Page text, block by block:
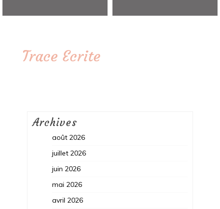
Trace Ecrite
Archives
août 2026
juillet 2026
juin 2026
mai 2026
avril 2026